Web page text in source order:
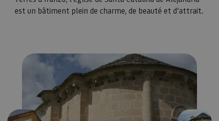
est un bâtiment plein de charme, de beauté et d’attrait.